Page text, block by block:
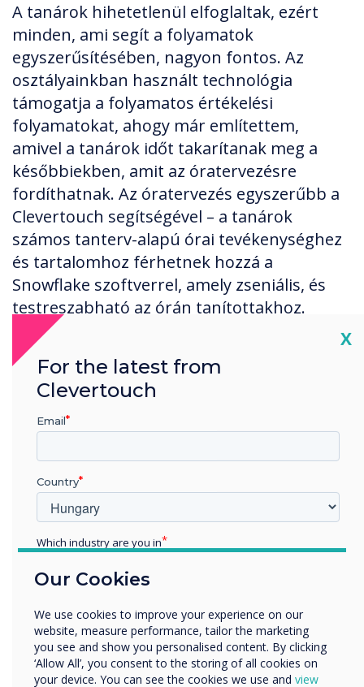
A tanárok hihetetlenül elfoglaltak, ezért
minden, ami segít a folyamatok
egyszerűsítésében, nagyon fontos. Az
osztályainkban használt technológia
támogatja a folyamatos értékelési
folyamatokat, ahogy már említettem,
amivel a tanárok időt takarítanak meg a
későbbiekben, amit az óratervezésre
fordíthatnak. Az óratervezés egyszerűbb a
Clevertouch segítségével – a tanárok
számos tanterv-alapú órai tevékenységhez
és tartalomhoz férhetnek hozzá a
Snowflake szoftverrel, amely zseniális, és
testreszabható az órán tanítottakhoz.
Hogyan vezetted be az új
iPadeket és Clevertouch Plus
képernyőket?
Integrátorunk érintőképernyőinek és
iPadjeinek bevezetésekor a Jigsaw24 azt
tanácsolta, hogy legyünk mértéktartóak.
Gondoskodtunk arról, hogy minden osztály
fel legyen szerelve, és hagyjuk, hogy a
személyzet és a tanulók csak játsszanak az
ki dolgokat. Mivel a Clevertouch
kezelőfelülete annyira intuitív, a tanároknak
nincs szükségük képzésre az induláshoz,
Our Cookies
We use cookies to improve your experience on our
website, measure performance, tailor the marketing
you see and show you personalised content. By clicking
‘Allow All’, you consent to the storing of all cookies on
your device. You can see the cookies we use and view
X
For the latest from
Clevertouch
Email
Country
Which industry are you in
Enterprise
Organisation Name